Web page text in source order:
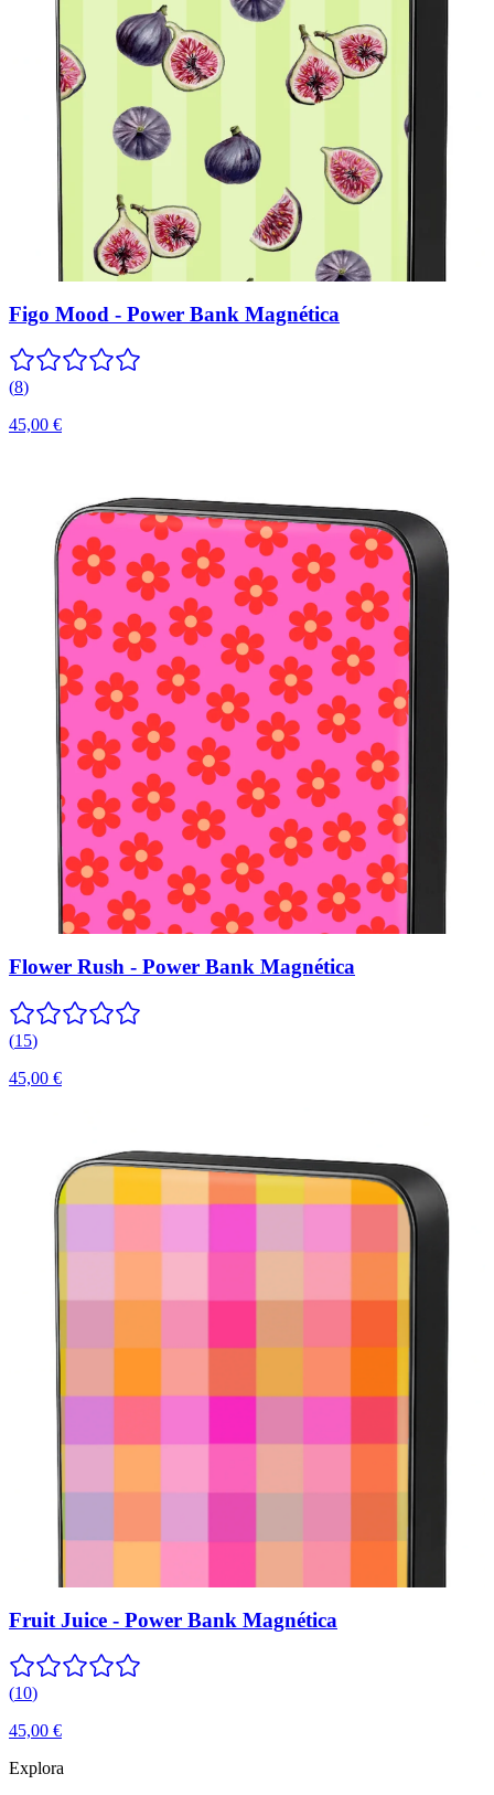
Figo Mood - Power Bank Magnética
(8)
45,00 €
Flower Rush - Power Bank Magnética
(15)
45,00 €
Fruit Juice - Power Bank Magnética
(10)
45,00 €
Explora